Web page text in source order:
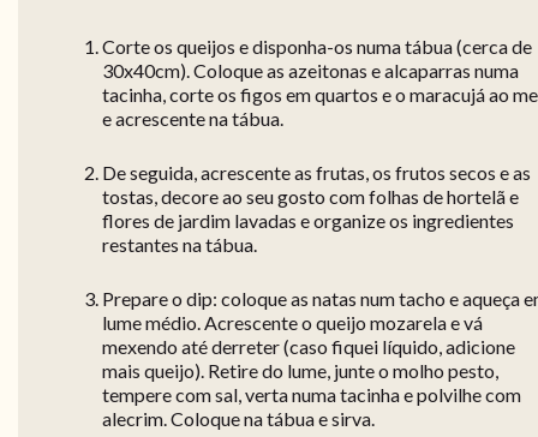
Corte os queijos e disponha-os numa tábua (cerca de
30x40cm). Coloque as azeitonas e alcaparras numa
tacinha, corte os figos em quartos e o maracujá ao
e acrescente na tábua.
De seguida, acrescente as frutas, os frutos secos e as
tostas, decore ao seu gosto com folhas de hortelã e
flores de jardim lavadas e organize os ingredientes
restantes na tábua.
Prepare o dip: coloque as natas num tacho e aqueça
lume médio. Acrescente o queijo mozarela e vá
mexendo até derreter (caso fiquei líquido, adicione
mais queijo). Retire do lume, junte o molho pesto,
tempere com sal, verta numa tacinha e polvilhe com
alecrim. Coloque na tábua e sirva.